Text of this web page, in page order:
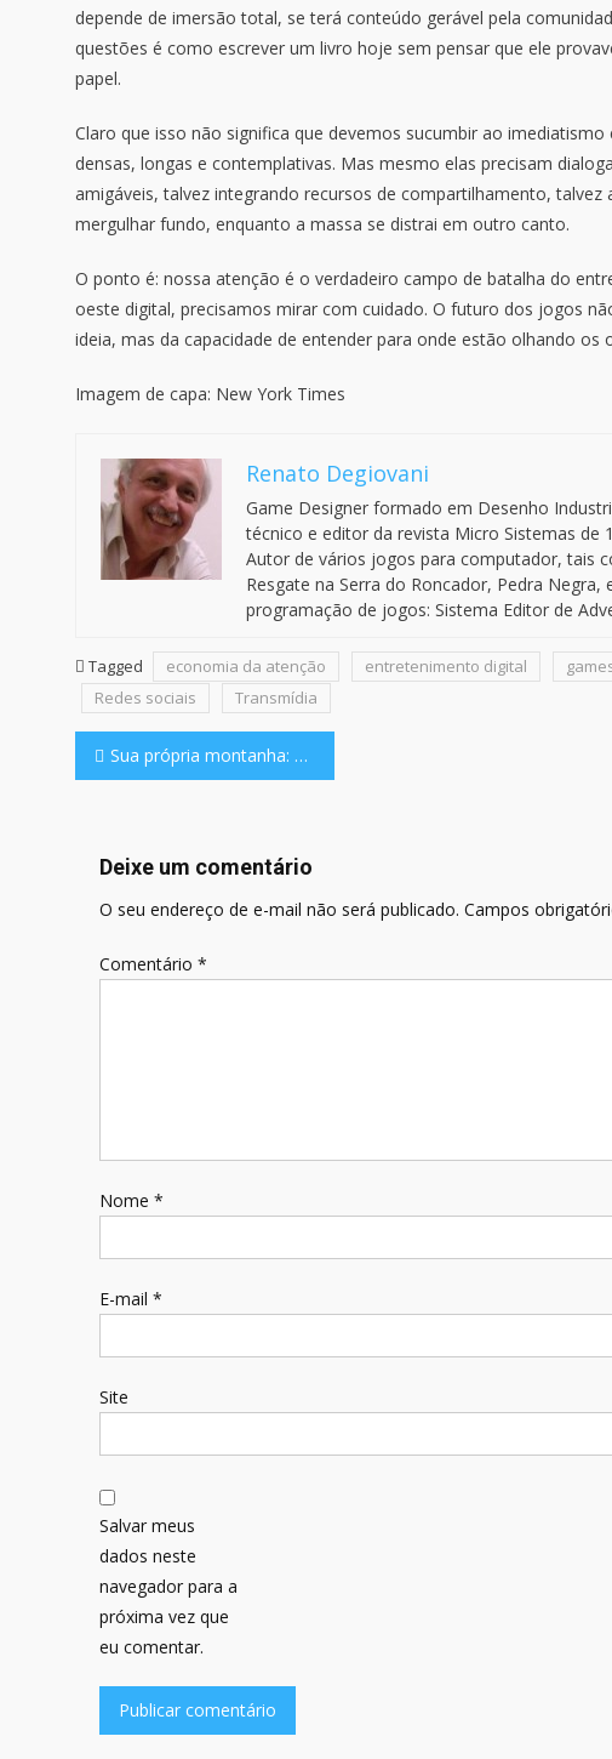
depende de imersão total, se terá conteúdo gerável pela
questões é como escrever um livro hoje sem pensar que ele
papel.
Claro que isso não significa que devemos sucumbir ao
densas, longas e contemplativas. Mas mesmo elas precisam
amigáveis, talvez integrando recursos de compartilhamento,
mergulhar fundo, enquanto a massa se distrai em outro canto.
O ponto é: nossa atenção é o verdadeiro campo de batalha do
oeste digital, precisamos mirar com cuidado. O futuro dos jogos
ideia, mas da capacidade de entender para onde estão olhando os
Imagem de capa: New York Times
Renato Degiovani
Game Designer formado em Desenho
técnico e editor da revista Micro Sistemas de
Autor de vários jogos para computador, tais
Resgate na Serra do Roncador, Pedra
programação de jogos: Sistema Editor de
Tagged economia da atenção entretenimento digital
Redes sociais
Transmídia
Navegação
Post
Sua própria montanha: o que Celeste ensina sobre autoestima no mundo digital?
Deixe um comentário
O seu endereço de e-mail não será publicado. Campos
Comentário *
Nome *
E-mail *
Site
Salvar meus
dados neste
navegador para a
próxima vez que
eu comentar.